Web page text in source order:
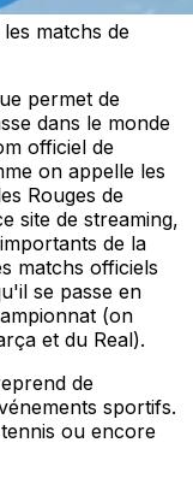
matchs de
permet de
dans le monde
officiel de
on appelle les
Rouges de
site de streaming,
de la
matchs officiels
se passe en
(on
et du Real).
de
sportifs.
ou encore